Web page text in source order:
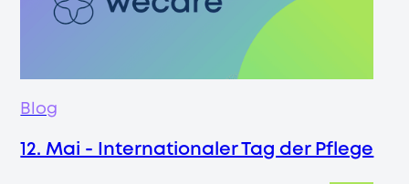
Blog
12. Mai - Internationaler Tag der Pflege